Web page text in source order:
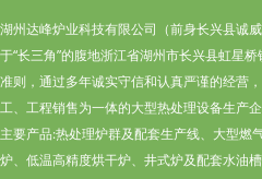
湖州达峰炉业科技有限公司（前身长兴县诚
于“长三角”的腹地浙江省湖州市长兴县虹星
准则，通过多年诚实守信和认真严谨的经营
工、工程销售为一体的大型热处理设备生产企
主要产品:热处理炉群及配套生产线、大型燃
炉、低温高精度烘干炉、井式炉及配套水油